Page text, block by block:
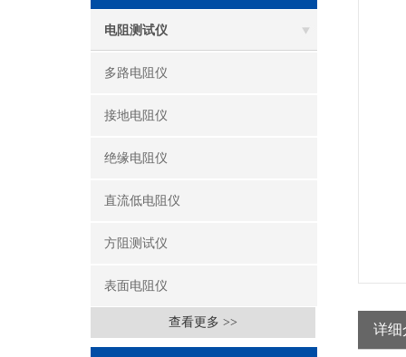
电阻测试仪
多路电阻仪
接地电阻仪
绝缘电阻仪
直流低电阻仪
方阻测试仪
表面电阻仪
查看更多 >> 详细